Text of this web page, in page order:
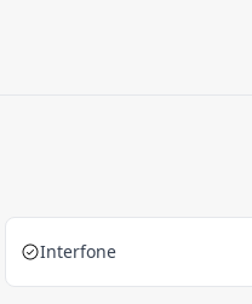
Interfone